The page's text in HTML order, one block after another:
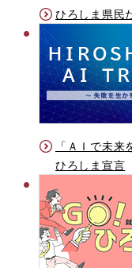
ひろしま県民
「ＡＩで未来
ひろしま宣言